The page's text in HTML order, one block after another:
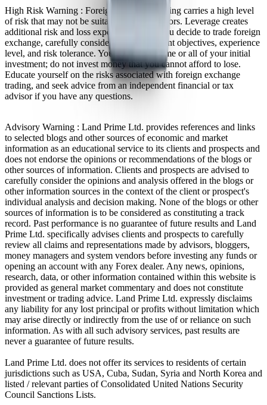
High Risk Warning : Foreign exchange trading carries a high level
of risk that may not be suitable for all investors. Leverage creates
additional risk and loss exposure. Before you decide to trade foreign
exchange, carefully consider your investment objectives, experience
level, and risk tolerance. You could lose some or all of your initial
investment; do not invest money that you cannot afford to lose.
Educate yourself on the risks associated with foreign exchange
trading, and seek advice from an independent financial or tax
advisor if you have any questions.
Advisory Warning : Land Prime Ltd. provides references and links
to selected blogs and other sources of economic and market
information as an educational service to its clients and prospects and
does not endorse the opinions or recommendations of the blogs or
other sources of information. Clients and prospects are advised to
carefully consider the opinions and analysis offered in the blogs or
other information sources in the context of the client or prospect's
individual analysis and decision making. None of the blogs or other
sources of information is to be considered as constituting a track
record. Past performance is no guarantee of future results and Land
Prime Ltd. specifically advises clients and prospects to carefully
review all claims and representations made by advisors, bloggers,
money managers and system vendors before investing any funds or
opening an account with any Forex dealer. Any news, opinions,
research, data, or other information contained within this website is
provided as general market commentary and does not constitute
investment or trading advice. Land Prime Ltd. expressly disclaims
any liability for any lost principal or profits without limitation which
may arise directly or indirectly from the use of or reliance on such
information. As with all such advisory services, past results are
never a guarantee of future results.
Land Prime Ltd. does not offer its services to residents of certain
jurisdictions such as USA, Cuba, Sudan, Syria and North Korea and
listed / relevant parties of Consolidated United Nations Security
Council Sanctions Lists.